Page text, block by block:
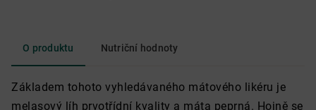
O produktu Nutriční hodnoty
Základem tohoto vyhledávaného mátového likéru je
melasový líh prvotřídní kvality a máta peprná. Hojně se